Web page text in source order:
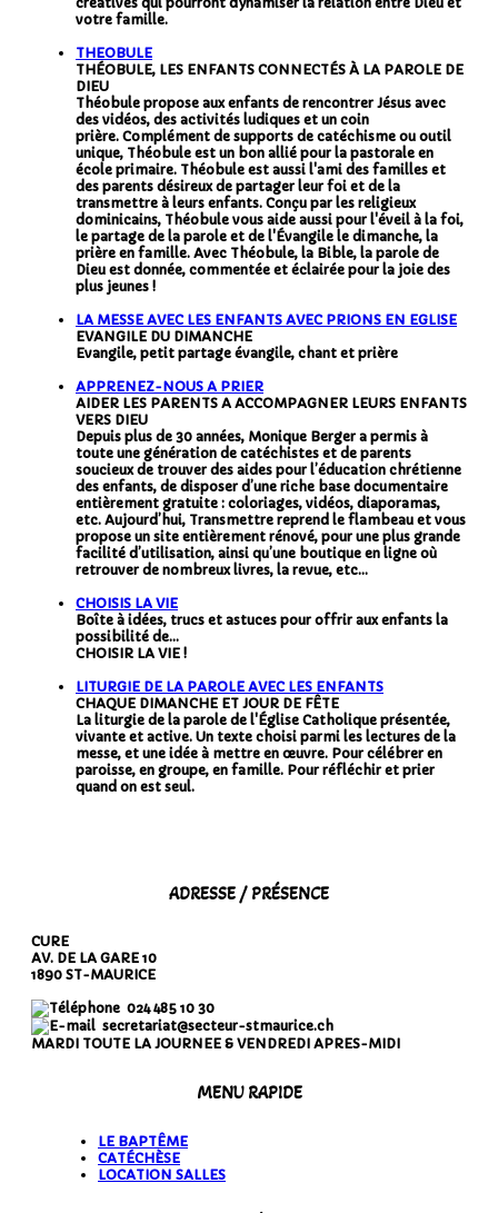
votre famille.
THEOBULE
THÉOBULE, LES ENFANTS CONNECTÉS À LA PAROLE DE
DIEU
Théobule propose aux enfants de rencontrer Jésus avec
des vidéos, des activités ludiques et un coin
prière. Complément de supports de catéchisme ou outil
unique, Théobule est un bon allié pour la pastorale en
école primaire. Théobule est aussi l'ami des familles et
des parents désireux de partager leur foi et de la
transmettre à leurs enfants. Conçu par les religieux
dominicains, Théobule vous aide aussi pour l'éveil à la foi,
le partage de la parole et de l'Évangile le dimanche, la
prière en famille. Avec Théobule, la Bible, la parole de
Dieu est donnée, commentée et éclairée pour la joie des
plus jeunes !
LA MESSE AVEC LES ENFANTS AVEC PRIONS EN EGLISE
EVANGILE DU DIMANCHE
Evangile, petit partage évangile, chant et prière
APPRENEZ-NOUS A PRIER
AIDER LES PARENTS A ACCOMPAGNER LEURS ENFANTS
VERS DIEU
Depuis plus de 30 années, Monique Berger a permis à
toute une génération de catéchistes et de parents
soucieux de trouver des aides pour l’éducation chrétienne
des enfants, de disposer d’une riche base documentaire
entièrement gratuite : coloriages, vidéos, diaporamas,
etc. Aujourd’hui, Transmettre reprend le flambeau et vous
propose un site entièrement rénové, pour une plus grande
facilité d’utilisation, ainsi qu’une boutique en ligne où
retrouver de nombreux livres, la revue, etc…
CHOISIS LA VIE
Boîte à idées, trucs et astuces pour offrir aux enfants la
possibilité de...
CHOISIR LA VIE !
LITURGIE DE LA PAROLE AVEC LES ENFANTS
CHAQUE DIMANCHE ET JOUR DE FÊTE
La liturgie de la parole de l'Église Catholique présentée,
vivante et active. Un texte choisi parmi les lectures de la
messe, et une idée à mettre en œuvre. Pour célébrer en
paroisse, en groupe, en famille. Pour réfléchir et prier
quand on est seul.
ADRESSE / PRÉSENCE
CURE
AV. DE LA GARE 10
1890 ST-MAURICE
024 485 10 30
secretariat@secteur-stmaurice.ch
MARDI TOUTE LA JOURNEE & VENDREDI APRES-MIDI
MENU RAPIDE
LE BAPTÊME
CATÉCHÈSE
LOCATION SALLES